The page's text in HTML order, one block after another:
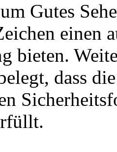
Gutes
einen
bieten.
dass